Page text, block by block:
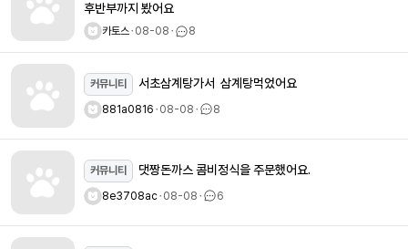
후반부까지 봤어요
카토스ㆍ08-08ㆍ 8
커뮤니티 서초삼계탕가서 삼계탕먹었어요
881a0816ㆍ08-08ㆍ 8
커뮤니티 댓짱돈까스 콤비정식을 주문했어요.
8e3708acㆍ08-08ㆍ 6